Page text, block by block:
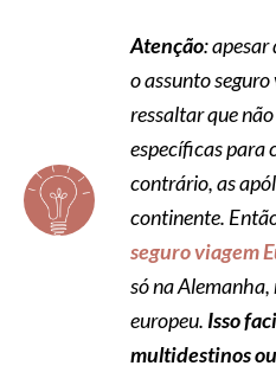
Atenção:
o assunto
ressaltar que
específicas para
contrário, as
continente.
seguro viagem
só na
europeu. Isso
multidestinos